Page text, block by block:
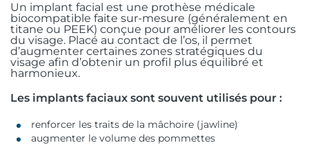
Un implant facial est une prothèse médicale
biocompatible faite sur-mesure (généralement en
titane ou PEEK) conçue pour améliorer les contours
du visage. Placé au contact de l’os, il permet
d’augmenter certaines zones stratégiques du
visage afin d’obtenir un profil plus équilibré et
harmonieux.
Les implants faciaux sont souvent utilisés pour :
renforcer les traits de la mâchoire (jawline)
augmenter le volume des pommettes